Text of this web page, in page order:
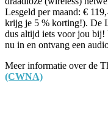
Lesgeld per maand: €
krijg je 5 % korting!). De
dus altijd iets voor jou bij!
nu in en ontvang een
Meer informatie over de
(CWNA)